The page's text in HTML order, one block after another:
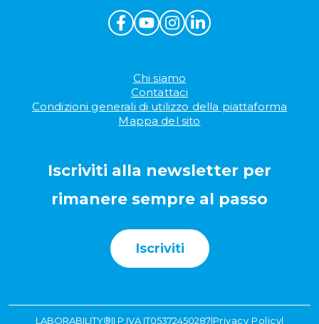
Chi siamo
Contattaci
Condizioni generali di utilizzo della piattaforma
Mappa del sito
Iscriviti alla newsletter per
rimanere sempre al passo
Iscriviti
LABORABILITY®|I P.IVA IT05372450287|Privacy Policy|